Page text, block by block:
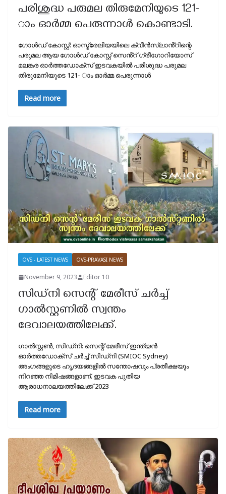
പരിശുദ്ധ പരുമല തിരുമേനിയുടെ 121-
ാം ഓർമ്മ പെരുന്നാള്‍ കൊണ്ടാടി.
ഗോൾഡ് കോസ്റ്റ്: ഓസ്ട്രേലിയയിലെ ക്വീൻസ്ലാൻ്റിന്റെ
പരുമല ആയ ഗോൾഡ് കോസ്റ്റ് സെൻ്റ് ഗ്രീഗോറിയോസ്
മലങ്കര ഓർത്തഡോക്സ് ഇടവകയില്‍ പരിശുദ്ധ പരുമല
തിരുമേനിയുടെ 121- ാം ഓർമ്മ പെരുന്നാള്‍
Read more
OVS - LATEST NEWS OVS-PRAVASI NEWS
November 9, 2023 Editor 10
സിഡ്‌നി സെന്റ് മേരീസ് ചർച്ച്
ഗാൽസ്റ്റണിൽ സ്വന്തം
ദേവാലയത്തിലേക്ക്.
ഗാൽസ്റ്റൺ, സിഡ്‌നി: സെന്റ് മേരീസ് ഇന്ത്യൻ
ഓർത്തഡോക്‌സ് ചർച്ച് സിഡ്‌നി (SMIOC Sydney)
അംഗങ്ങളുടെ ഹൃദയങ്ങളിൽ സന്തോഷവും പ്രതീക്ഷയും
നിറഞ്ഞ നിമിഷങ്ങളാണ്. ഇടവക പുതിയ
ആരാധനാലയത്തിലേക്ക് 2023
Read more